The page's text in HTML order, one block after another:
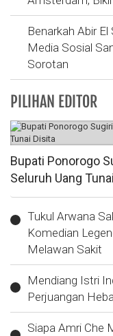
Benarkah Abir
Media Sosial
Sorotan
PILIHAN EDITOR
Bupati Ponorogo
Seluruh Uang
Tukul Arwana
Komedian
Melawan Sakit
Mendiang Istri
Perjuangan
Siapa Amri Che